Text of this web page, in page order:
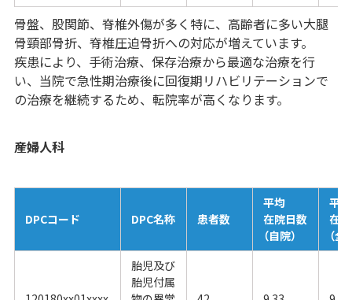
骨盤、股関節、脊椎外傷が多く特に、高齢者に多い大腿
骨頸部骨折、脊椎圧迫骨折への対応が増えています。
疾患により、手術治療、保存治療から最適な治療を行
い、当院で急性期治療後に回復期リハビリテーションで
の治療を継続するため、転院率が高くなります。
産婦人科
DPCコード DPC名称 患者数
平均
在院日数
（自院）
平均
在
（全
胎児及び
胎児付属